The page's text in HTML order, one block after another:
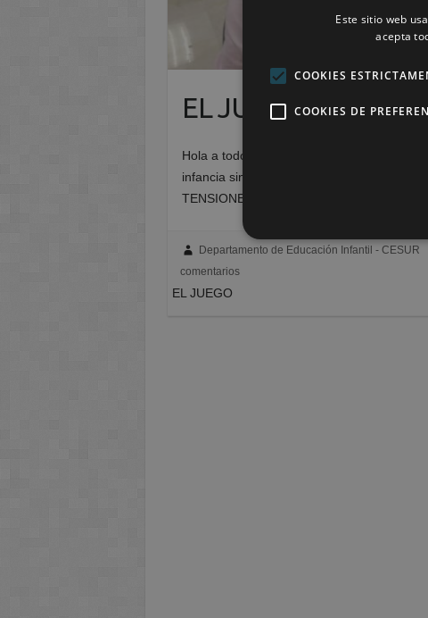
EL JUEGO
Hola a todos, con este artículo quiero
infancia sino en la adolescencia, en la
TENSIONES, DESARROLLA LA
Departamento de Educación Infantil - CESUR
comentarios
EL JUEGO
Este sitio web
acepta
COOKIES
COOKIES DE